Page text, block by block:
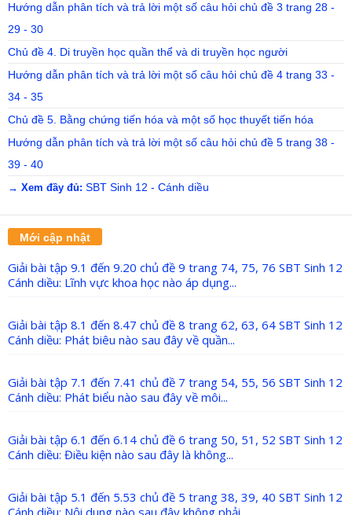
Hướng dẫn phân tích và trả lời một số câu hỏi chủ đề 3 trang 28 -
29 - 30
Chủ đề 4. Di truyền học quần thể và di truyền học người
Hướng dẫn phân tích và trả lời một số câu hỏi chủ đề 4 trang 33 -
34 - 35
Chủ đề 5. Bằng chứng tiến hóa và một số học thuyết tiến hóa
Hướng dẫn phân tích và trả lời một số câu hỏi chủ đề 5 trang 38 -
39 - 40
→ Xem đầy đủ: SBT Sinh 12 - Cánh diều
Mới cập nhật
Giải bài tập 9.1 đến 9.20 chủ đề 9 trang 74, 75, 76 SBT Sinh 12
Cánh diều: Lĩnh vực khoa học nào áp dụng...
Giải bài tập 8.1 đến 8.47 chủ đề 8 trang 62, 63, 64 SBT Sinh 12
Cánh diều: Phát biêu nào sau đây về quần...
Giải bài tập 7.1 đến 7.41 chủ đề 7 trang 54, 55, 56 SBT Sinh 12
Cánh diều: Phát biểu nào sau đây về môi...
Giải bài tập 6.1 đến 6.14 chủ đề 6 trang 50, 51, 52 SBT Sinh 12
Cánh diều: Điều kiện nào sau đây là không...
Giải bài tập 5.1 đến 5.53 chủ đề 5 trang 38, 39, 40 SBT Sinh 12
Cánh diều: Nội dung nào sau đây không phải...